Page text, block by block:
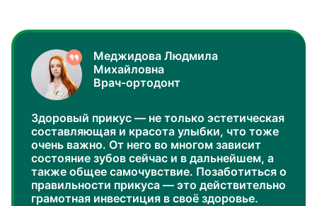
Меджидова Людмила
Михайловна
Врач-ортодонт
Здоровый прикус — не только эстетическая
составляющая и красота улыбки, что тоже
очень важно. От него во многом зависит
состояние зубов сейчас и в дальнейшем, а
также общее самочувствие. Позаботиться о
правильности прикуса — это действительно
грамотная инвестиция в своё здоровье.